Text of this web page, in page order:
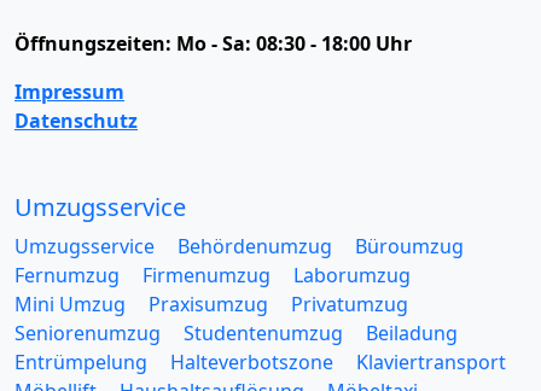
Öffnungszeiten: Mo - Sa: 08:30 - 18:00 Uhr
Impressum
Datenschutz
Umzugsservice
Umzugsservice Behördenumzug
Büroumzug
Fernumzug
Firmenumzug
Laborumzug
Mini Umzug
Praxisumzug
Privatumzug
Seniorenumzug
Studentenumzug
Beiladung
Entrümpelung
Halteverbotszone
Klaviertransport